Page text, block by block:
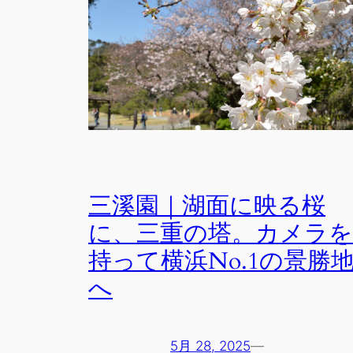
三溪園｜湖面に映る桜
に、三重の塔。カメラを
持って横浜No.1の景勝
へ
5月 28, 2025—